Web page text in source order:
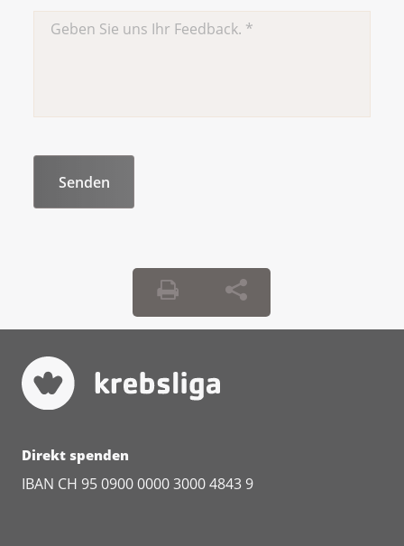
sie vor Schädigungen zu schützen. Diese
«Fertionco»
Direkt spenden
IBAN CH 95 0900 0000 3000 4843 9